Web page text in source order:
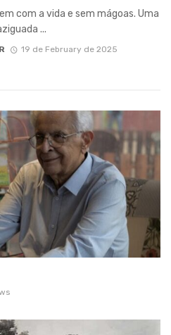
com a vida e sem mágoas. Uma
...
19 de February de 2025